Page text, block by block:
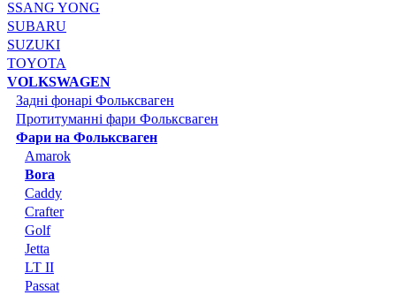
SSANG YONG
SUBARU
SUZUKI
TOYOTA
VOLKSWAGEN
Задні фонарі Фольксваген
Протитуманні фари Фольксваген
Фари на Фольксваген
Amarok
Bora
Caddy
Crafter
Golf
Jetta
LT II
Passat